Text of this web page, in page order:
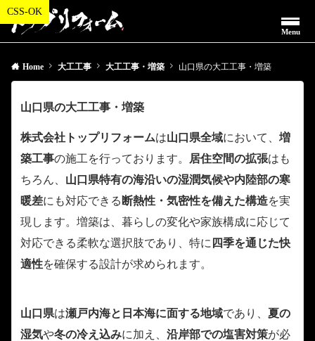
Menu
Home 大工工事 大工工事・増築 山口県の大工工事・増築
山口県の大工工事・増築
株式会社トップリフォームは山口県全域において、 増
築工事の施工を行っております。 居住空間の拡張はも
ちろん、 山口県特有の海沿いの湿潤気候や内陸部の寒
暖差にも対応できる 断熱性・気密性を備えた構造を実
現します。増築は、暮らしの変化や家族構成に応じて
対応できる柔軟な選択肢であり、特に 四季を通じた快
適性を確保する設計が求められます。
山口県は瀬戸内海と日本海に面する地域であり、 夏の
湿気や冬の冷え込みに加え、 沿岸部での塩害対策が必